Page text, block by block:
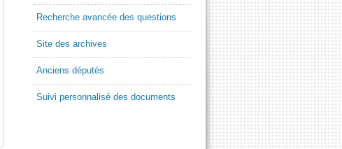
Recherche avancée des questions
Site des archives
Anciens députés
Suivi personnalisé des documents